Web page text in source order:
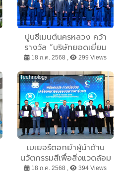
ปูนซีเมนต์นครหลวง คว้า
รางวัล “บริษัทยอดเยี่ยม
แห่งปี” จาก Money &
18 ก.ค. 2568 , 299 Views
Technology
เบเยอร์ตอกย้ำผู้นำด้าน
นวัตกรรมสีเพื่อสิ่งแวดล้อม
รับมอบเครื่องหมาย CFR
18 ก.ค. 2568 , 394 Views